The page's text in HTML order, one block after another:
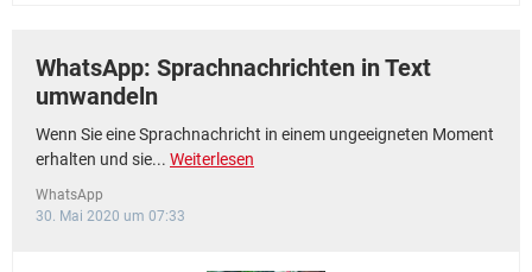
WhatsApp: Sprachnachrichten in Text
umwandeln
Wenn Sie eine Sprachnachricht in einem ungeeigneten Moment
erhalten und sie... Weiterlesen
WhatsApp
30. Mai 2020 um 07:33